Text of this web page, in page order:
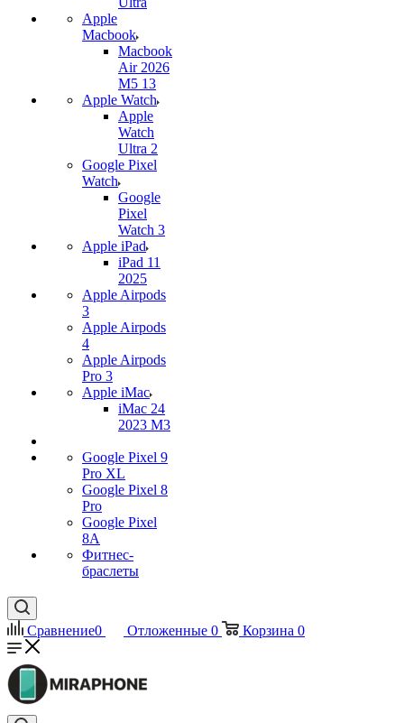
Apple
Macbook
Macbook
Air 2026
M5 13
Apple Watch
Apple
Watch
Ultra 2
Google Pixel
Watch
Google
Pixel
Watch 3
Apple iPad
iPad 11
2025
Apple Airpods
3
Apple Airpods
4
Apple Airpods
Pro 3
Apple iMac
iMac 24
2023 M3
Google Pixel 9
Pro XL
Google Pixel 8
Pro
Google Pixel
8A
Фитнес-
браслеты
Сравнение0 Отложенные 0 Корзина 0